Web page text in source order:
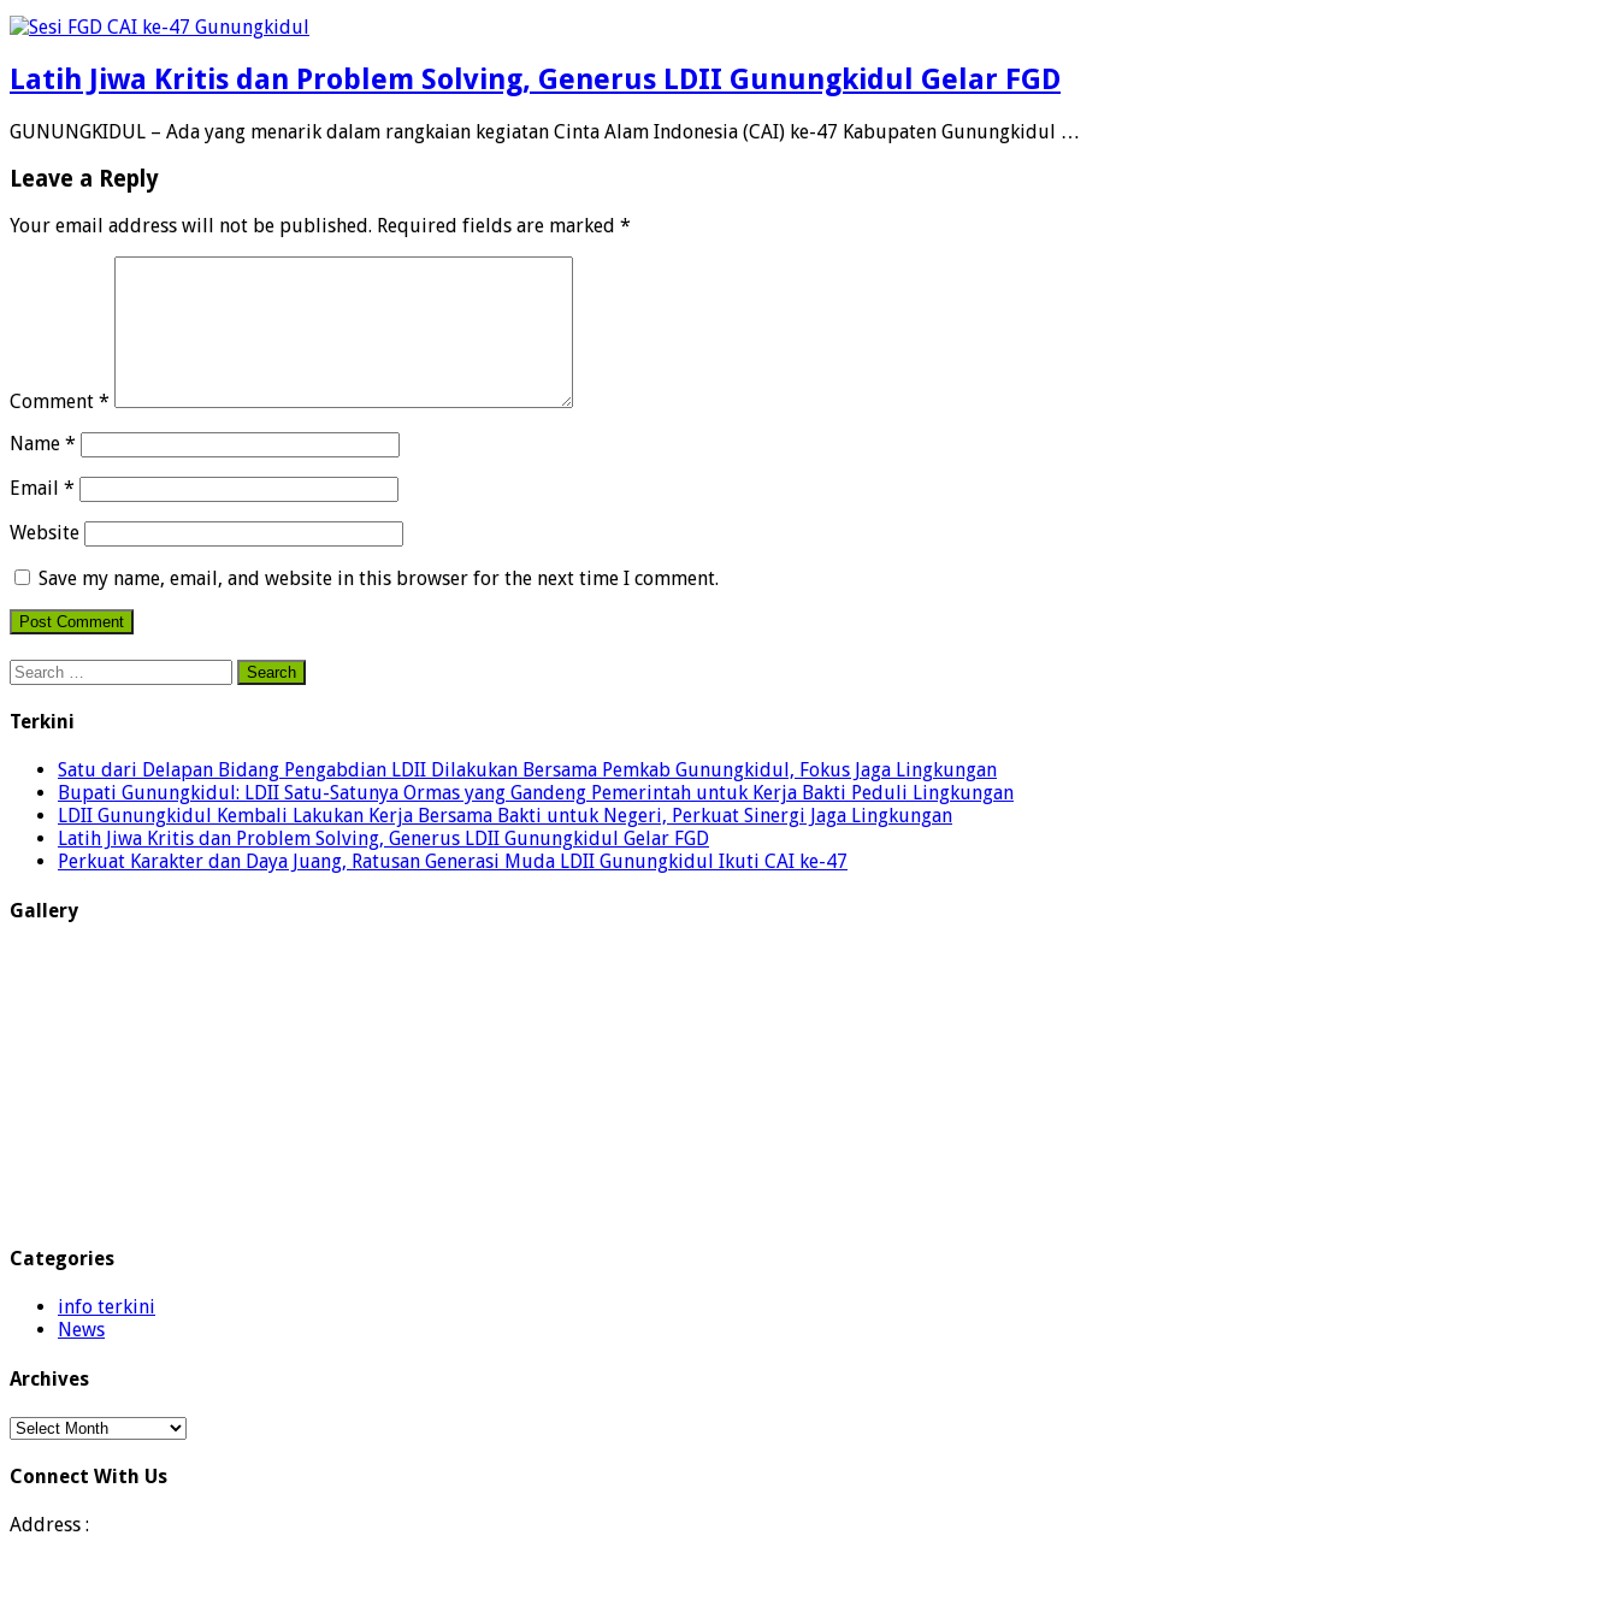
Latih Jiwa Kritis dan Problem Solving, Generus LDII Gunungkidul Gelar FGD
GUNUNGKIDUL – Ada yang menarik dalam rangkaian kegiatan Cinta Alam Indonesia (CAI) ke-47 Kabupaten Gunungkidul …
Leave a Reply
Your email address will not be published. Required fields are marked *
Comment *
Name *
Email *
Website
Save my name, email, and website in this browser for the next time I comment.
Search
for:
Terkini
Satu dari Delapan Bidang Pengabdian LDII Dilakukan Bersama Pemkab Gunungkidul, Fokus Jaga Lingkungan
Bupati Gunungkidul: LDII Satu-Satunya Ormas yang Gandeng Pemerintah untuk Kerja Bakti Peduli Lingkungan
LDII Gunungkidul Kembali Lakukan Kerja Bersama Bakti untuk Negeri, Perkuat Sinergi Jaga Lingkungan
Latih Jiwa Kritis dan Problem Solving, Generus LDII Gunungkidul Gelar FGD
Perkuat Karakter dan Daya Juang, Ratusan Generasi Muda LDII Gunungkidul Ikuti CAI ke-47
Gallery
Categories
info terkini
News
Archives
Archives
Connect With Us
Address :